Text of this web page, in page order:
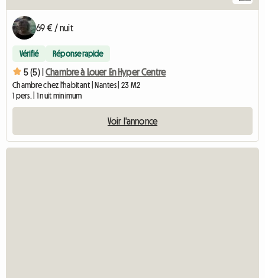
69 € / nuit
Vérifié Réponse rapide
5 (5) | Chambre à Louer En Hyper Centre
Chambre chez l'habitant | Nantes | 23 M2
1 pers. | 1 nuit minimum
Voir l'annonce